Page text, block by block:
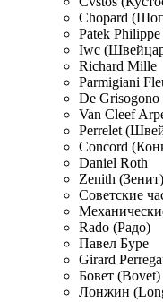
Chopard
Patek Philippe
Iwc
Richard Mille
Parmigiani
De Grisogono
Van Cleef
Perrelet
Concord
Daniel Roth
Zenith (Зенит)
Советские
Rado (Радо)
Павел Буре
Girard
Бовет (Bovet)
Лонжин